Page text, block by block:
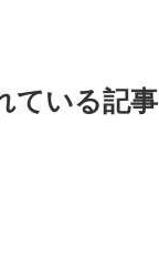
ている記事